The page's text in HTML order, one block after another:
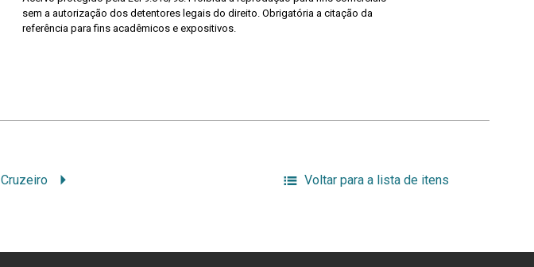
sem a autorização dos detentores legais do direito. Obrigatória a citação da
referência para fins acadêmicos e expositivos.
Cruzeiro Voltar para a lista de itens